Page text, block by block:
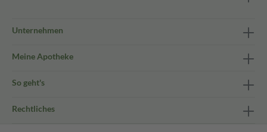
Unternehmen
Meine Apotheke
So geht's
Rechtliches